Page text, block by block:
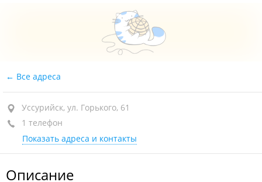
Все адреса
Уссурийск, ул. Горького, 61
1 телефон
Показать адреса и контакты
Описание